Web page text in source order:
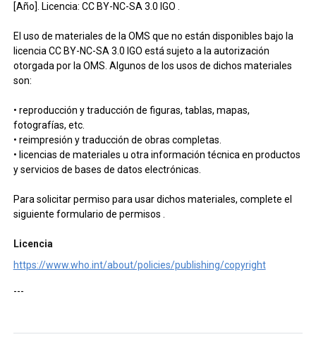
[Año]. Licencia: CC BY-NC-SA 3.0 IGO .
El uso de materiales de la OMS que no están disponibles bajo la
licencia CC BY-NC-SA 3.0 IGO está sujeto a la autorización
otorgada por la OMS. Algunos de los usos de dichos materiales
son:
• reproducción y traducción de figuras, tablas, mapas,
fotografías, etc.
• reimpresión y traducción de obras completas.
• licencias de materiales u otra información técnica en productos
y servicios de bases de datos electrónicas.
Para solicitar permiso para usar dichos materiales, complete el
siguiente formulario de permisos .
Licencia
https://www.who.int/about/policies/publishing/copyright
---